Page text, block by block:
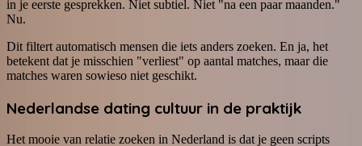
in je eerste gesprekken. Niet subtiel. Niet "na een paar maanden."
Nu.
Dit filtert automatisch mensen die iets anders zoeken. En ja, het
betekent dat je misschien "verliest" op aantal matches, maar die
matches waren sowieso niet geschikt.
Nederlandse dating cultuur in de praktijk
Het mooie van relatie zoeken in Nederland is dat je geen scripts